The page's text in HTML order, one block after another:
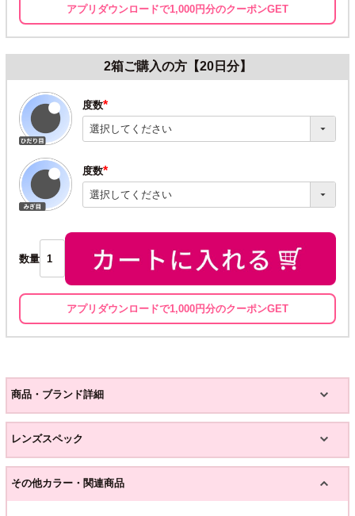
アプリダウンロードで1,000円分のクーポンGET
2箱ご購入の方【20日分】
度数
(必
須)
度数
(必
須)
数量
アプリダウンロードで1,000円分のクーポンGET
商品・ブランド詳細
レンズスペック
その他カラー・関連商品